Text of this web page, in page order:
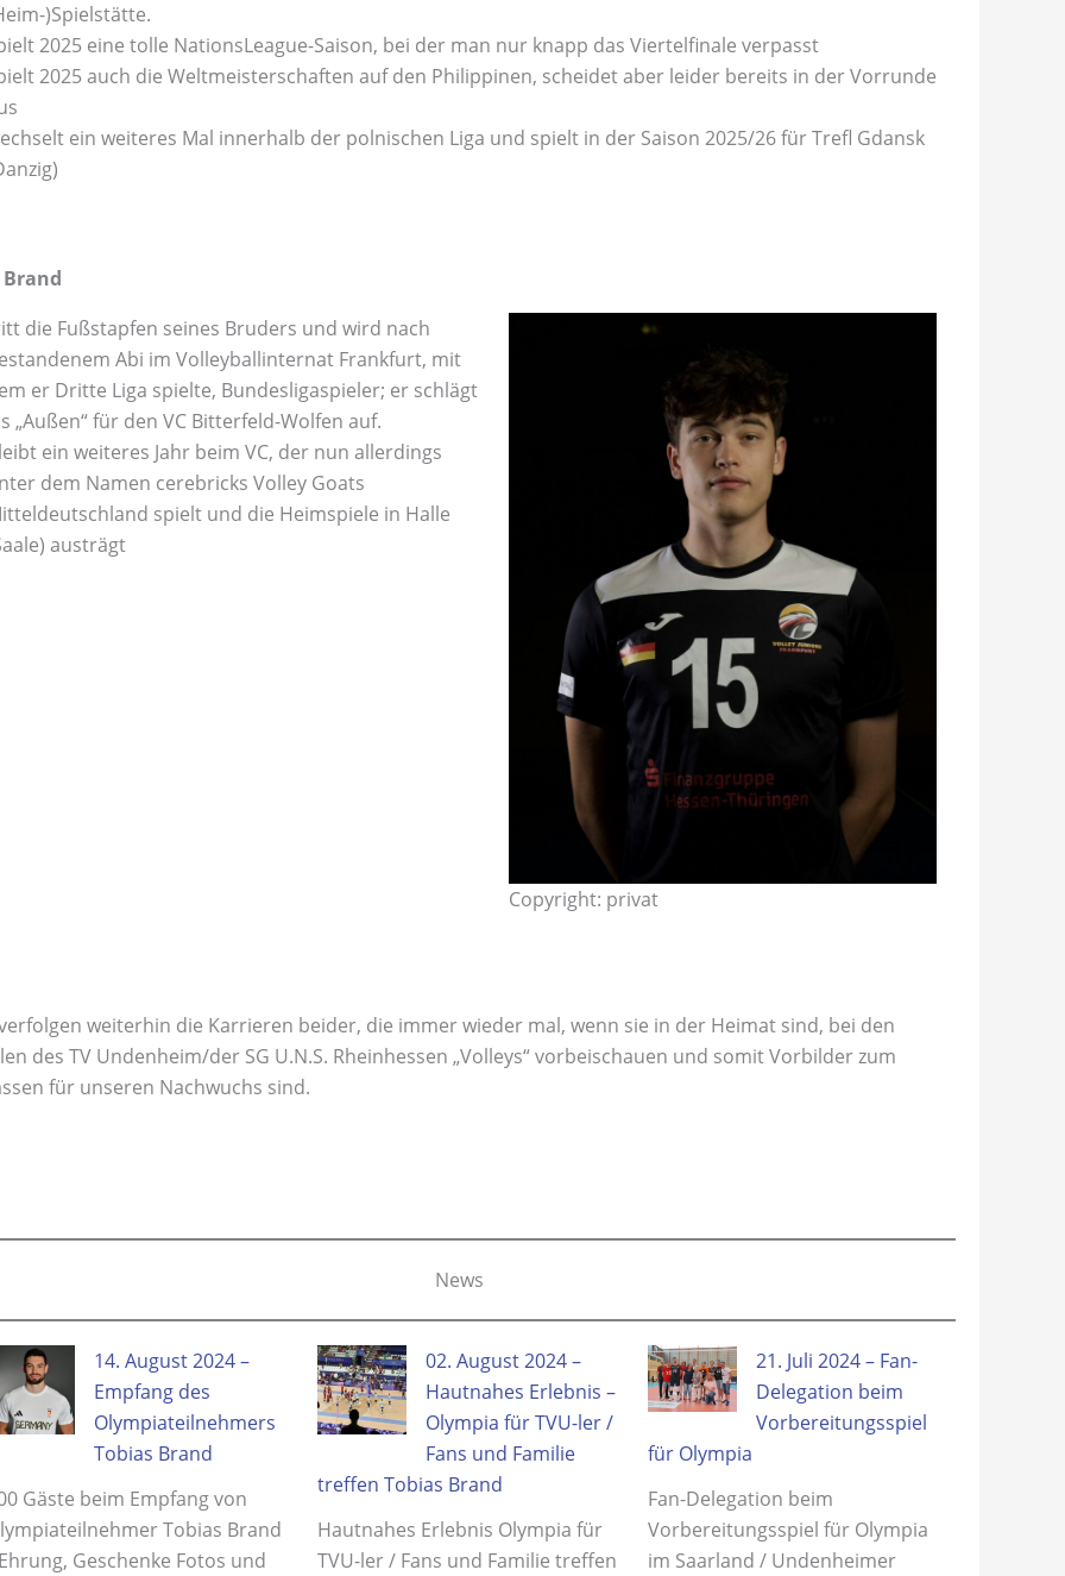
)Spielstätte.
2025 eine tolle NationsLeague-Saison, bei der man nur knapp das Viertelfinale verpasst
2025 auch die Weltmeisterschaften auf den Philippinen, scheidet aber leider bereits in der Vorrunde
ein weiteres Mal innerhalb der polnischen Liga und spielt in der Saison 2025/26 für Trefl Gdansk
Copyright: privat
die Fußstapfen seines Bruders und wird nach
Abi im Volleyballinternat Frankfurt, mit
er Dritte Liga spielte, Bundesligaspieler; er schlägt
„Außen“ für den VC Bitterfeld-Wolfen auf.
ein weiteres Jahr beim VC, der nun allerdings
dem Namen cerebricks Volley Goats
spielt und die Heimspiele in Halle
austrägt
weiterhin die Karrieren beider, die immer wieder mal, wenn sie in der Heimat sind, bei den
des TV Undenheim/der SG U.N.S. Rheinhessen „Volleys“ vorbeischauen und somit Vorbilder zum
für unseren Nachwuchs sind.
News
14. August 2024 –
Empfang des
Olympiateilnehmers
Tobias Brand
Gäste beim Empfang von
Tobias Brand
Geschenke Fotos und
02. August 2024 –
Hautnahes Erlebnis –
Olympia für TVU-ler /
Fans und Familie
treffen Tobias Brand
Hautnahes Erlebnis Olympia für
TVU-ler / Fans und Familie treffen
21. Juli 2024 – Fan-
Delegation beim
Vorbereitungsspiel
für Olympia
Fan-Delegation beim
Vorbereitungsspiel für Olympia
im Saarland / Undenheimer